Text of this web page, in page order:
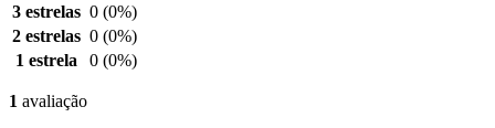
3 estrelas 0 (0%)
2 estrelas 0 (0%)
1 estrela
0 (0%)
1 avaliação